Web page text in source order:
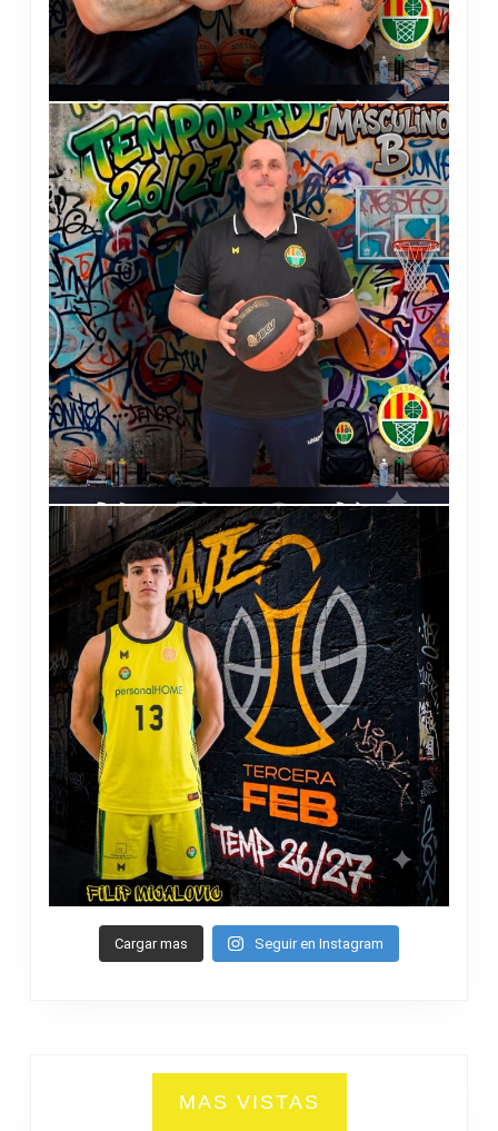
Cargar mas Seguir en Instagram
MAS VISTAS